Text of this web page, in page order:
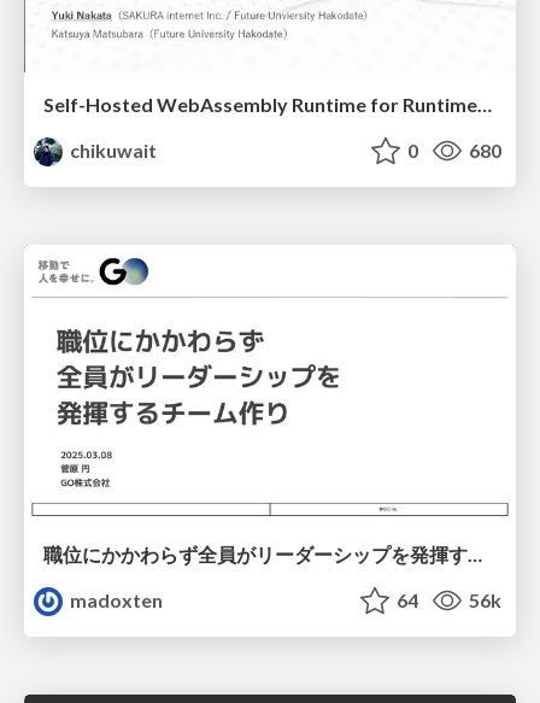
Self-Hosted WebAssembly Runtime for Runtime-Neutral Checkpoint/Restore in Edge–Cloud Continuum
chikuwait
0 680
職位にかかわらず全員がリーダーシップを発揮するチーム作り / Building a team where everyone can demonstrate leadership regardless of position
madoxten
64 56k